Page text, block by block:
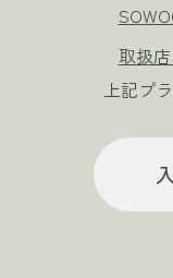
取扱
上記プ